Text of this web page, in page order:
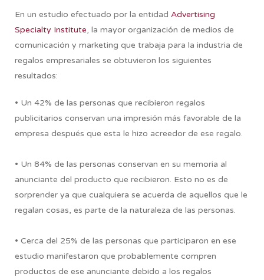
En un estudio efectuado por la entidad Advertising
Specialty Institute, la mayor organización de medios de
comunicación y marketing que trabaja para la industria de
regalos empresariales se obtuvieron los siguientes
resultados:
• Un 42% de las personas que recibieron regalos
publicitarios conservan una impresión más favorable de la
empresa después que esta le hizo acreedor de ese regalo.
• Un 84% de las personas conservan en su memoria al
anunciante del producto que recibieron. Esto no es de
sorprender ya que cualquiera se acuerda de aquellos que le
regalan cosas, es parte de la naturaleza de las personas.
• Cerca del 25% de las personas que participaron en ese
estudio manifestaron que probablemente compren
productos de ese anunciante debido a los regalos